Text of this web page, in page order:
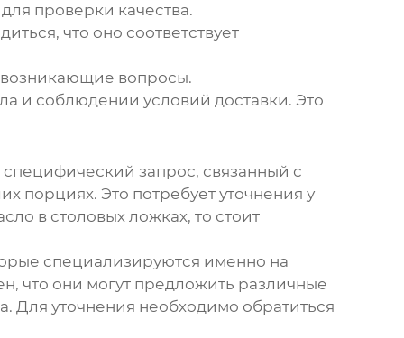
проверки качества.
что оно соответствует
возникающие вопросы.
и соблюдении условий доставки. Это
специфический запрос, связанный с
порциях. Это потребует уточнения у
в столовых ложках, то стоит
специализируются именно на
что они могут предложить различные
Для уточнения необходимо обратиться